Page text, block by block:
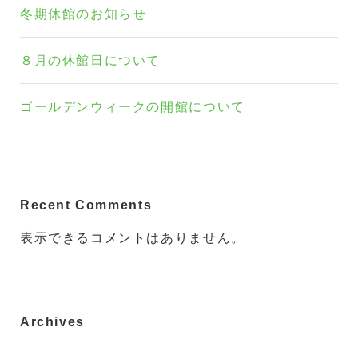
冬期休館のお知らせ
８月の休館日について
ゴールデンウィークの開館について
Recent Comments
表示できるコメントはありません。
Archives